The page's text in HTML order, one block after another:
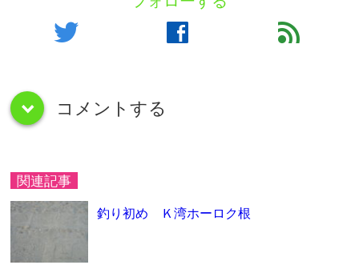
twitter facebook feed
down コメントする
関連記事
釣り初め Ｋ湾ホーロク根